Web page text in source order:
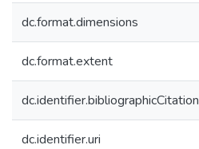
dc.format.dimensions
dc.format.extent
dc.identifier.bibliographicCitation
dc.identifier.uri